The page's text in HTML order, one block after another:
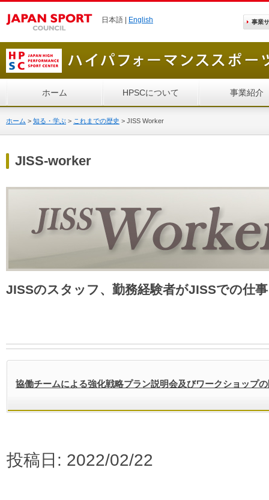
日本語 | English 事業
ホーム HPSCについて 事業紹介
ホーム > 知る・学ぶ > これまでの歴史 > JISS Worker
JISS-worker
JISSのスタッフ、勤務経験者がJISSでの仕
協働チームによる強化戦略プラン説明会及びワークショップ
投稿日: 2022/02/22